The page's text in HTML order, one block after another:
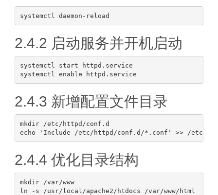
2.4.2 启动服务并开机启动
systemctl start httpd.service
2.4.3 新增配置文件目录
mkdir /etc/httpd/conf.d
2.4.4 优化目录结构
mkdir /var/www
ln -s /usr/local/apache2/htdocs /var/www/html